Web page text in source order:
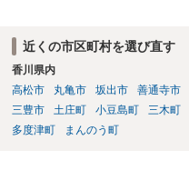
近くの市区町村を選び直す
香川県内
高松市
丸亀市 坂出市 善通寺市
三豊市
土庄町 小豆島町 三木町
多度津町
まんのう町